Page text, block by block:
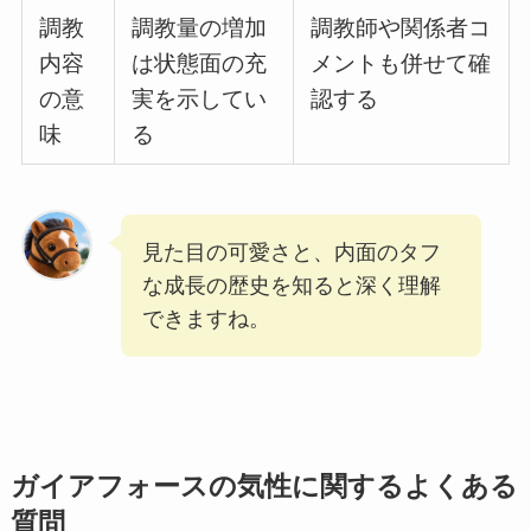
調教
内容
の意
味
調教量の増加
は状態面の充
実を示してい
る
調教師や関係者コ
メントも併せて確
認する
見た目の可愛さと、内面のタフ
な成長の歴史を知ると深く理解
できますね。
ガイアフォースの気性に関するよくある
質問